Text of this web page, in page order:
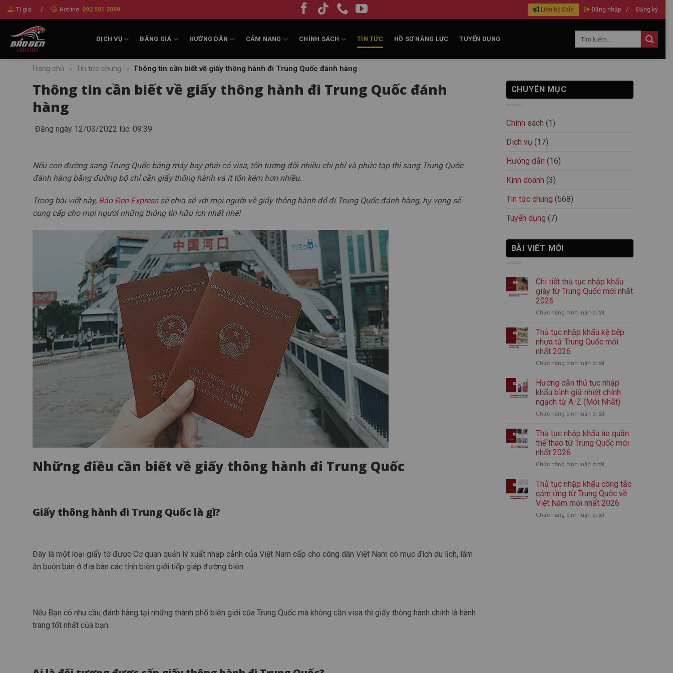
qua
dung
Tỉ giá: / Hotline: 092 501 3099 Liên hệ Sale Đăng nhập / Đăng ký
DỊCH VỤ BẢNG GIÁ HƯỚNG DẪN CẨM NANG CHÍNH SÁCH TIN TỨC HỒ SƠ NĂNG LỰC TUYỂN DỤNG
Trang chủ » Tin tức chung » Thông tin cần biết về giấy thông hành đi Trung Quốc đánh hàng
Thông tin cần biết về giấy thông hành đi Trung Quốc đánh
hàng
Đăng ngày 12/03/2022 lúc: 09:39
Nếu con đường sang Trung Quốc bằng máy bay phải có visa, tốn tương đối nhiều chi phí và phức tạp thì sang Trung Quốc
đánh hàng bằng đường bộ chỉ cần giấy thông hành và ít tốn kém hơn nhiều.
Trong bài viết này, Báo Đen Express sẽ chia sẻ với mọi người về giấy thông hành để đi Trung Quốc đánh hàng, hy vọng sẽ
cung cấp cho mọi người những thông tin hữu ích nhất nhé!
Những điều cần biết về giấy thông hành đi Trung Quốc
Giấy thông hành đi Trung Quốc là gì?
Đây là một loại giấy tờ đượcCơ quan quản lý xuất nhập cảnh của Việt Nam cấp cho công dân Việt Nam có mục đích du lịch, làm
ăn buôn bán ở địa bàn các tỉnh biên giới tiếp giáp đường biên.
Nếu Bạn có nhu cầu đánh hàng tại những thành phố biên giới của Trung Quốc mà không cần visa thì giấy thông hành chính là hành
trang tốt nhất của bạn.
CHUYÊN MỤC
Chính sách (1)
Dich vụ (17)
Hướng dẫn (16)
Kinh doanh (3)
Tin tức chung (568)
Tuyển dụng (7)
BÀI VIẾT MỚI
Chi tiết thủ tục nhập khẩu
giày từ Trung Quốc mới nhất
2026
Chức năng bình luận bị tắtở
tiết
thủ
khẩu
từ
Trung
Quốc
mới
nhất
Thủ tục nhập khẩu kệ bếp
nhựa từ Trung Quốc mới
nhất 2026
Chức năng bình luận bị tắtở
tục
nhập
khẩu
kệ
bếp
từ
Trung
nhất
Hướng dẫn thủ tục nhập
khẩu bình giữ nhiệt chính
ngạch từ A-Z (Mới Nhất)
Chức năng bình luận bị tắtở
dẫn
thủ
khẩu
giữ
nhiệt
chính
ngạch
từ
Thủ tục nhập khẩu áo quần
thể thao từ Trung Quốc mới
nhất 2026
Chức năng bình luận bị tắtở
tục
nhập
khẩu
áo
quần
Thủ tục nhập khẩu công tắc
cảm ứng từ Trung Quốc về
Việt Nam mới nhất 2026
Chức năng bình luận bị tắtở